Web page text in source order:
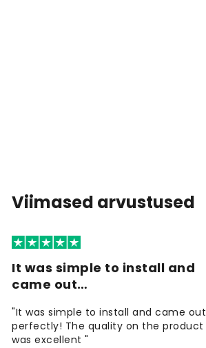
Viimased arvustused
It was simple to install and
came out…
"It was simple to install and came out
perfectly! The quality on the product
was excellent "